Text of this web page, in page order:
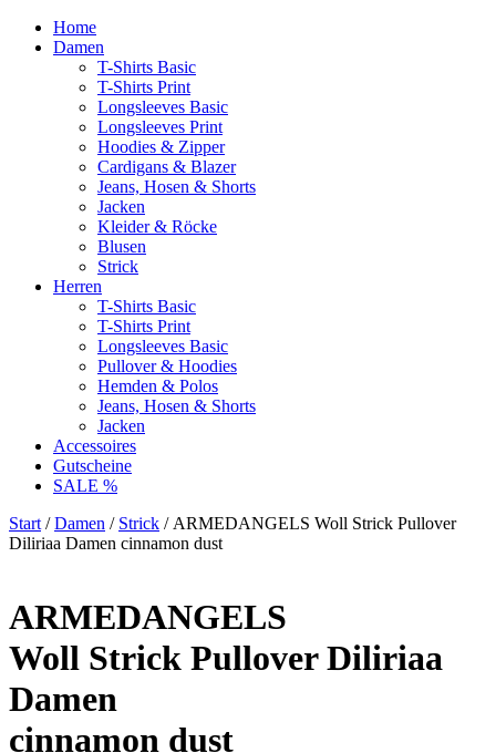
Home
Damen
T-Shirts Basic
T-Shirts Print
Longsleeves Basic
Longsleeves Print
Hoodies & Zipper
Cardigans & Blazer
Jeans, Hosen & Shorts
Jacken
Kleider & Röcke
Blusen
Strick
Herren
T-Shirts Basic
T-Shirts Print
Longsleeves Basic
Pullover & Hoodies
Hemden & Polos
Jeans, Hosen & Shorts
Jacken
Accessoires
Gutscheine
SALE %
Start /Damen / Strick / ARMEDANGELS Woll Strick Pullover
Diliriaa Damen cinnamon dust
ARMEDANGELS
Woll Strick Pullover Diliriaa
Damen
cinnamon dust